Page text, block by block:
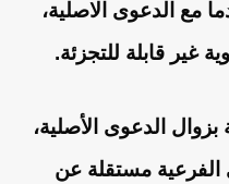
مع الدعوى الاصلية،
غير قابلة للتجزئة.
الدعوى الأصلية،
مستقلة عن